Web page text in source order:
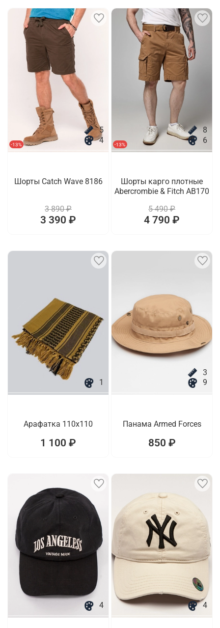
-13%
5
4
Шорты Catch Wave 8186
3 890 ₽
3 390 ₽
-13%
8
6
Шорты карго плотные
Abercrombie & Fitch AB170
5 490 ₽
4 790 ₽
1
Арафатка 110х110
1 100 ₽
3
9
Панама Armed Forces
850 ₽
4 4